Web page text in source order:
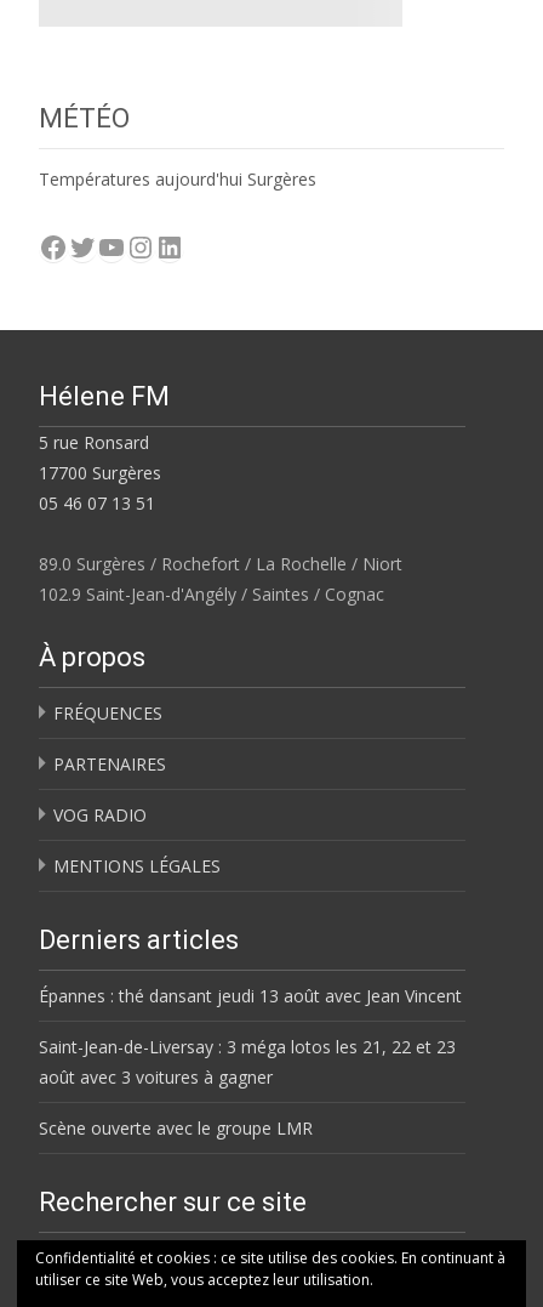
MÉTÉO
Températures aujourd'hui Surgères
Facebook
Twitter
YouTube
Instagram
LinkedIn
Hélene FM
5 rue Ronsard
17700 Surgères
05 46 07 13 51
89.0 Surgères / Rochefort / La Rochelle / Niort
102.9 Saint-Jean-d'Angély / Saintes / Cognac
À propos
FRÉQUENCES
PARTENAIRES
VOG RADIO
MENTIONS LÉGALES
Derniers articles
Épannes : thé dansant jeudi 13 août avec Jean Vincent
Saint-Jean-de-Liversay : 3 méga lotos les 21, 22 et 23
août avec 3 voitures à gagner
Scène ouverte avec le groupe LMR
Rechercher sur ce site
Rechercher
Confidentialité et cookies : ce site utilise des cookies. En continuant à
utiliser ce site Web, vous acceptez leur utilisation.